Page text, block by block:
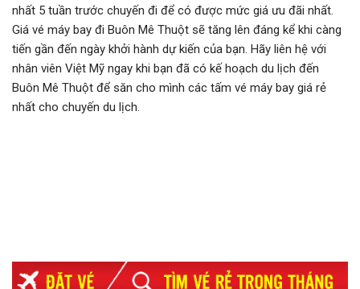
nhất 5 tuần trước chuyến đi để có được mức giá ưu đãi nhất.
Giá vé máy bay đi Buôn Mê Thuột sẽ tăng lên đáng kể khi càng
tiến gần đến ngày khởi hành dự kiến của bạn. Hãy liên hệ với
nhân viên Việt Mỹ ngay khi bạn đã có kế hoạch du lịch đến
Buôn Mê Thuột để săn cho mình các tấm vé máy bay giá rẻ
nhất cho chuyến du lịch.